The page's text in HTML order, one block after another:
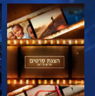
בדוק את הסדרה